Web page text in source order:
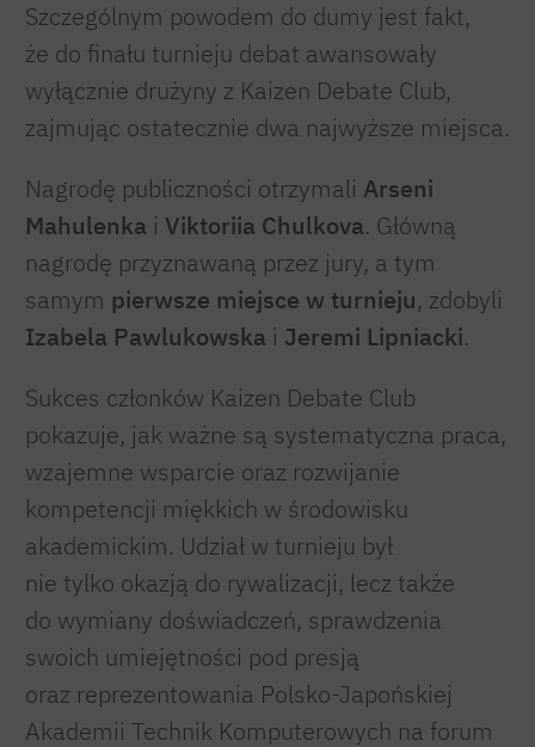
Szczególnym powodem do dumy jest fakt,
że do finału turnieju debat awansowały
wyłącznie drużyny z Kaizen Debate Club,
zajmując ostatecznie dwa najwyższe miejsca.
Nagrodę publiczności otrzymali Arseni
Mahulenka i Viktoriia Chulkova. Główną
nagrodę przyznawaną przez jury, a tym
samym pierwsze miejsce w turnieju, zdobyli
Izabela Pawlukowska i Jeremi Lipniacki.
Sukces członków Kaizen Debate Club
pokazuje, jak ważne są systematyczna praca,
wzajemne wsparcie oraz rozwijanie
kompetencji miękkich w środowisku
akademickim. Udział w turnieju był
nie tylko okazją do rywalizacji, lecz także
do wymiany doświadczeń, sprawdzenia
swoich umiejętności pod presją
oraz reprezentowania Polsko-Japońskiej
Akademii Technik Komputerowych na forum